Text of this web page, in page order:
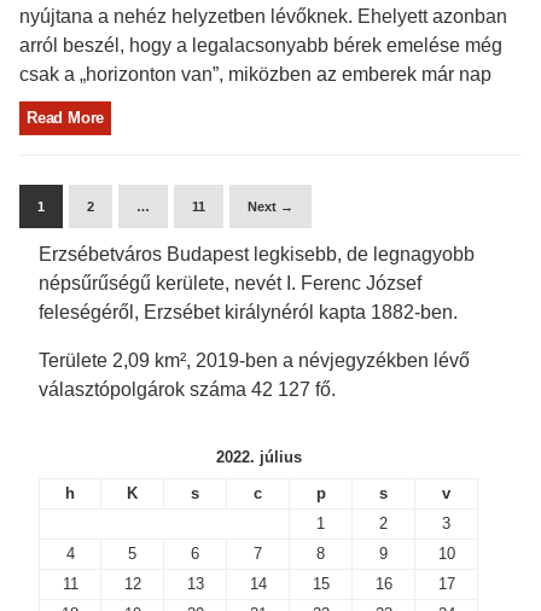
nyújtana a nehéz helyzetben lévőknek. Ehelyett azonban
arról beszél, hogy a legalacsonyabb bérek emelése még
csak a „horizonton van”, miközben az emberek már nap
Read More
1 2 … 11 Next →
Erzsébetváros Budapest legkisebb, de legnagyobb
népsűrűségű kerülete, nevét I. Ferenc József
feleségéről, Erzsébet királynéról kapta 1882-ben.
Területe 2,09 km², 2019-ben a névjegyzékben lévő
választópolgárok száma 42 127 fő.
2022. július
h
K s c p s
v
1
2
3
4
5 6 7 8 9
10
11
12 13 14 15 16
17